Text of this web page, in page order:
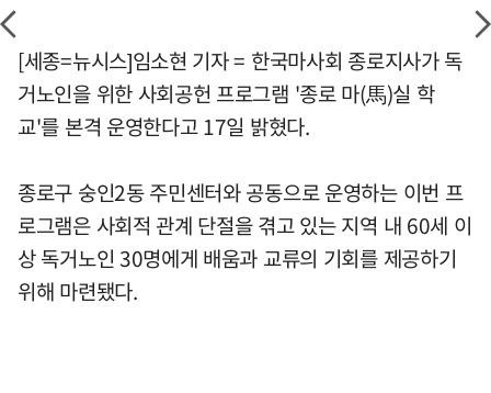
[세종=뉴시스]임소현 기자 = 한국마사회 종로지사가 독
거노인을 위한 사회공헌 프로그램 '종로 마(馬)실 학
교'를 본격 운영한다고 17일 밝혔다.
종로구 숭인2동 주민센터와 공동으로 운영하는 이번 프
로그램은 사회적 관계 단절을 겪고 있는 지역 내 60세 이
상 독거노인 30명에게 배움과 교류의 기회를 제공하기
위해 마련됐다.